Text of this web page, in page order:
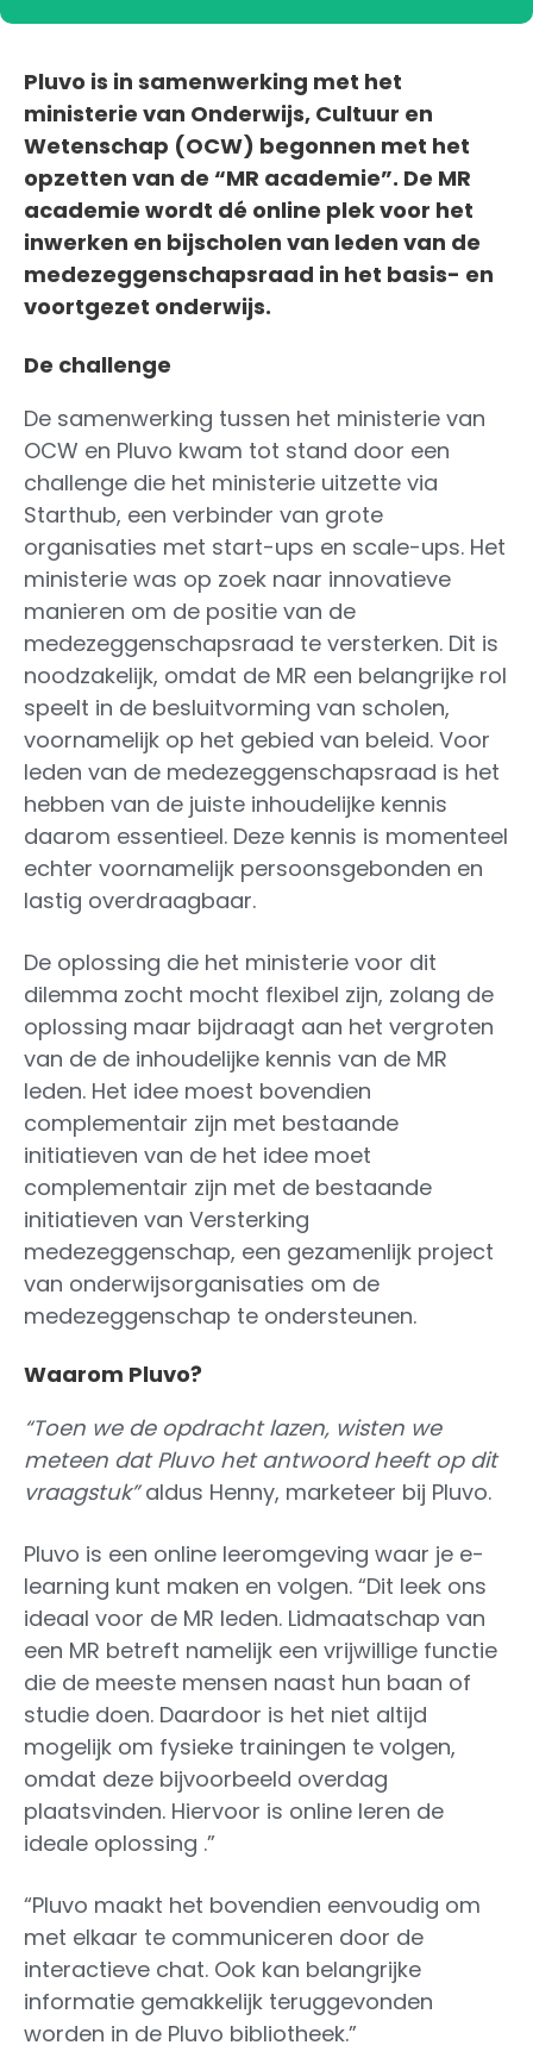
Pluvo is in samenwerking met het
ministerie van Onderwijs, Cultuur en
Wetenschap (OCW) begonnen met het
opzetten van de “MR academie”. De MR
academie wordt dé online plek voor het
inwerken en bijscholen van leden van de
medezeggenschapsraad in het basis- en
voortgezet onderwijs.
De challenge
De samenwerking tussen het ministerie van
OCW en Pluvo kwam tot stand door een
challenge die het ministerie uitzette via
Starthub, een verbinder van grote
organisaties met start-ups en scale-ups. Het
ministerie was op zoek naar innovatieve
manieren om de positie van de
medezeggenschapsraad te versterken. Dit is
noodzakelijk, omdat de MR een belangrijke rol
speelt in de besluitvorming van scholen,
voornamelijk op het gebied van beleid. Voor
leden van de medezeggenschapsraad is het
hebben van de juiste inhoudelijke kennis
daarom essentieel. Deze kennis is momenteel
echter voornamelijk persoonsgebonden en
lastig overdraagbaar.
De oplossing die het ministerie voor dit
dilemma zocht mocht flexibel zijn, zolang de
oplossing maar bijdraagt aan het vergroten
van de de inhoudelijke kennis van de MR
leden. Het idee moest bovendien
complementair zijn met bestaande
initiatieven van de het idee moet
complementair zijn met de bestaande
initiatieven van Versterking
medezeggenschap, een gezamenlijk project
van onderwijsorganisaties om de
medezeggenschap te ondersteunen.
Waarom Pluvo?
“Toen we de opdracht lazen, wisten we
meteen dat Pluvo het antwoord heeft op dit
vraagstuk”aldus Henny, marketeer bij Pluvo.
Pluvo is een online leeromgeving waar je e-
learning kunt maken en volgen. “Dit leek ons
ideaal voor de MR leden. Lidmaatschap van
een MR betreft namelijk een vrijwillige functie
die de meeste mensen naast hun baan of
studie doen. Daardoor is het niet altijd
mogelijk om fysieke trainingen te volgen,
omdat deze bijvoorbeeld overdag
plaatsvinden. Hiervoor is online leren de
ideale oplossing .”
“Pluvo maakt het bovendien eenvoudig om
met elkaar te communiceren door de
interactieve chat. Ook kan belangrijke
informatie gemakkelijk teruggevonden
worden in de Pluvo bibliotheek.”